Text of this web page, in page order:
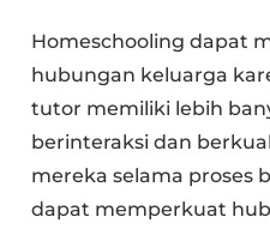
Homeschooling dapat
hubungan keluarga
tutor memiliki lebih
berinteraksi dan
mereka selama proses
dapat memperkuat